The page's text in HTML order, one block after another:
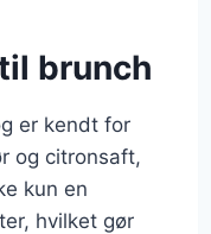
brunch
er kendt for
og citronsaft,
kun en
hvilket gør